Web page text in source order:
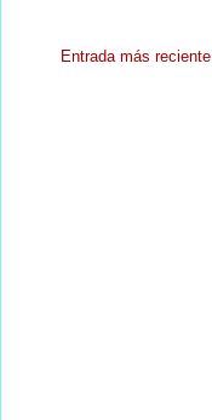
Entrada más reciente